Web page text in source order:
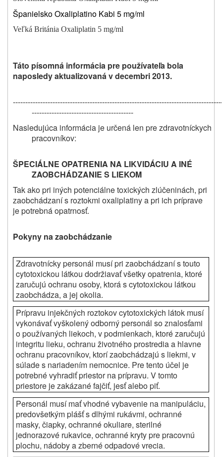
Španielsko Oxaliplatino Kabi 5 mg/ml
Veľká Británia Oxaliplatin 5 mg/ml
Táto písomná informácia pre používateľa bola
naposledy aktualizovaná v decembri 2013.
-----------------------------------------
Nasledujúca informácia je určená len pre zdravotníckych
pracovníkov:
ŠPECIÁLNE OPATRENIA NA LIKVIDÁCIU A INÉ
ZAOBCHÁDZANIE S LIEKOM
Tak ako pri iných potenciálne toxických zlúčeninách, pri
zaobchádzaní s roztokmi oxaliplatiny a pri ich príprave
je potrebná opatrnosť.
Pokyny na zaobchádzanie
Zdravotnícky personál musí pri zaobchádzaní s touto
cytotoxickou látkou dodržiavať všetky opatrenia, ktoré
zaručujú ochranu osoby, ktorá s cytotoxickou látkou
zaobchádza, a jej okolia.
Prípravu injekčných roztokov cytotoxických látok musí
vykonávať vyškolený odborný personál so znalosťami
o používaných liekoch, v podmienkach, ktoré zaručujú
integritu lieku, ochranu životného prostredia a hlavne
ochranu pracovníkov, ktorí zaobchádzajú s liekmi, v
súlade s nariadením nemocnice. Pre tento účel je
potrebné vyhradiť priestor na prípravu. V tomto
priestore je zakázané fajčiť, jesť alebo piť.
Personál musí mať vhodné vybavenie na manipuláciu,
predovšetkým plášť s dlhými rukávmi, ochranné
masky, čiapky, ochranné okuliare, sterilné
jednorazové rukavice, ochranné kryty pre pracovnú
plochu, nádoby a zberné odpadové vrecia.